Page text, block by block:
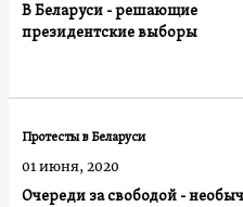
В Беларуси - решающие
президентские выборы
Очереди за свободой - необычный
Протесты в Беларуси
01 июня, 2020